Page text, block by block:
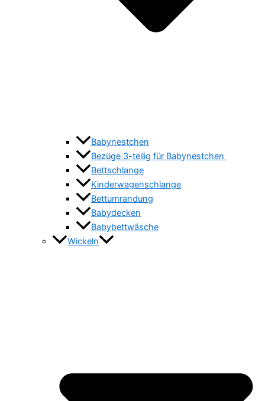
Babynestchen
Bezüge 3-teilig für Babynestchen
Bettschlange
Kinderwagenschlange
Bettumrandung
Babydecken
Babybettwäsche
Wickeln